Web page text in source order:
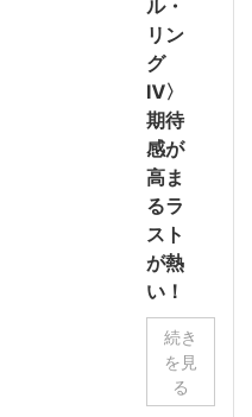
ル・
リン
グ
Ⅳ〉
期待
感が
高ま
るラ
スト
が熱
い！
続き
を見
る